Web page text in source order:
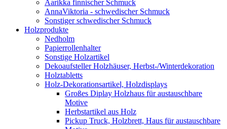
Aarikka finnischer Schmuck
AnnaViktoria - schwedischer Schmuck
Sonstiger schwedischer Schmuck
Holzprodukte
Nedholm
Papierrollenhalter
Sonstige Holzartikel
Dekoaufsteller Holzhäuser, Herbst-/Winterdekoration
Holztabletts
Holz-Dekorationsartikel, Holzdisplays
Großes Diplay Holzhaus für austauschbare
Motive
Herbstartikel aus Holz
Pickup Truck, Holzbrett, Haus für austauschbare